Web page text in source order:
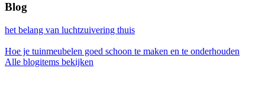
Blog
het belang van luchtzuivering thuis
Hoe je tuinmeubelen goed schoon te maken en te onderhouden
Alle blogitems bekijken